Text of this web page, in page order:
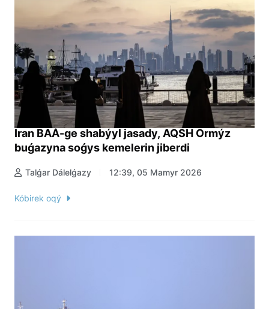
Iran BAÁ-ge shabýyl jasady, AQSH Ormýz
buǵazyna soǵys kemelerin jiberdi
Talǵar Dálelǵazy 12:39, 05 Mamyr 2026
Kóbirek oqý